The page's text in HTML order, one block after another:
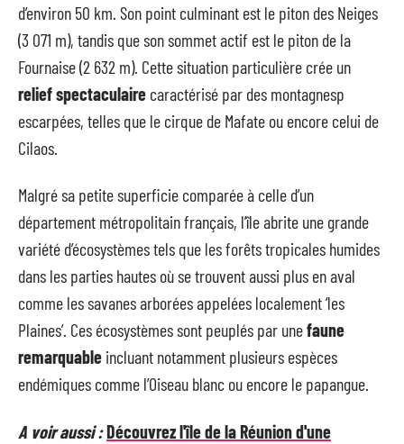
d’environ 50 km. Son point culminant est le piton des Neiges
(3 071 m), tandis que son sommet actif est le piton de la
Fournaise (2 632 m). Cette situation particulière crée un
relief spectaculaire caractérisé par des montagnesp
escarpées, telles que le cirque de Mafate ou encore celui de
Cilaos.
Malgré sa petite superficie comparée à celle d’un
département métropolitain français, l’île abrite une grande
variété d’écosystèmes tels que les forêts tropicales humides
dans les parties hautes où se trouvent aussi plus en aval
comme les savanes arborées appelées localement ‘les
Plaines’. Ces écosystèmes sont peuplés par unefaune
remarquable incluant notamment plusieurs espèces
endémiques comme l’Oiseau blanc ou encore le papangue.
A voir aussi :Découvrez l'île de la Réunion d'une